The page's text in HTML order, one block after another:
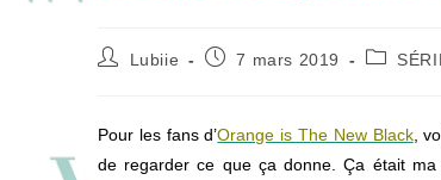
Auteur/autrice
Lubiie
Publication
7 mars 2019
Post
Pour les fans d’Orange is The New Black,
de regarder ce que ça donne. Ça était ma